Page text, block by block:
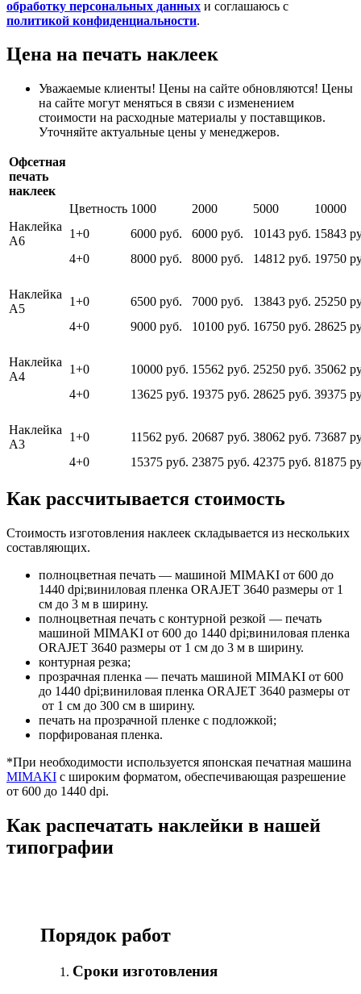
обработку персональных данных и соглашаюсь с
политикой конфиденциальности.
Цена на печать наклеек
Уважаемые клиенты! Цены на сайте обновляются! Цены
на сайте могут меняться в связи с изменением
стоимости на расходные материалы у поставщиков.
Уточняйте актуальные цены у менеджеров.
Офсетная
печать
наклеек
Цветность 1000 2000 5000
10000
Наклейка
А6
1+0 6000 руб. 6000 руб. 10143 руб. 15843
4+0
8000 руб. 8000 руб. 14812 руб. 19750
Наклейка
А5
1+0 6500 руб. 7000 руб. 13843 руб. 25250
4+0
9000 руб. 10100 руб. 16750 руб. 28625
Наклейка
А4
1+0 10000 руб. 15562 руб. 25250 руб. 35062
4+0
13625 руб. 19375 руб. 28625 руб. 39375
Наклейка
А3
1+0 11562 руб. 20687 руб. 38062 руб. 73687
4+0
15375 руб. 23875 руб. 42375 руб. 81875
Как рассчитывается стоимость
Стоимость изготовления наклеек складывается из нескольких
составляющих.
полноцветная печать — машиной MIMAKI от 600 до
1440 dpi;виниловая пленка ORAJET 3640 размеры от 1
см до 3 м в ширину.
полноцветная печать с контурной резкой — печать
машиной MIMAKI от 600 до 1440 dpi;виниловая пленка
ORAJET 3640 размеры от 1 см до 3 м в ширину.
контурная резка;
прозрачная пленка — печать машиной MIMAKI от 600
до 1440 dpi;виниловая пленка ORAJET 3640 размеры от
от 1 см до 300 см в ширину.
печать на прозрачной пленке с подложкой;
порфированая пленка.
*При необходимости используется японская печатная машина
MIMAKI с широким форматом, обеспечивающая разрешение
от 600 до 1440 dpi.
Как распечатать наклейки в нашей
типографии
Порядок работ
Сроки изготовления